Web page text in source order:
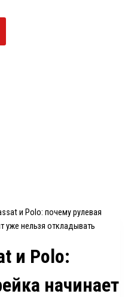
и Polo: почему рулевая
уже нельзя откладывать
и Polo:
начинает